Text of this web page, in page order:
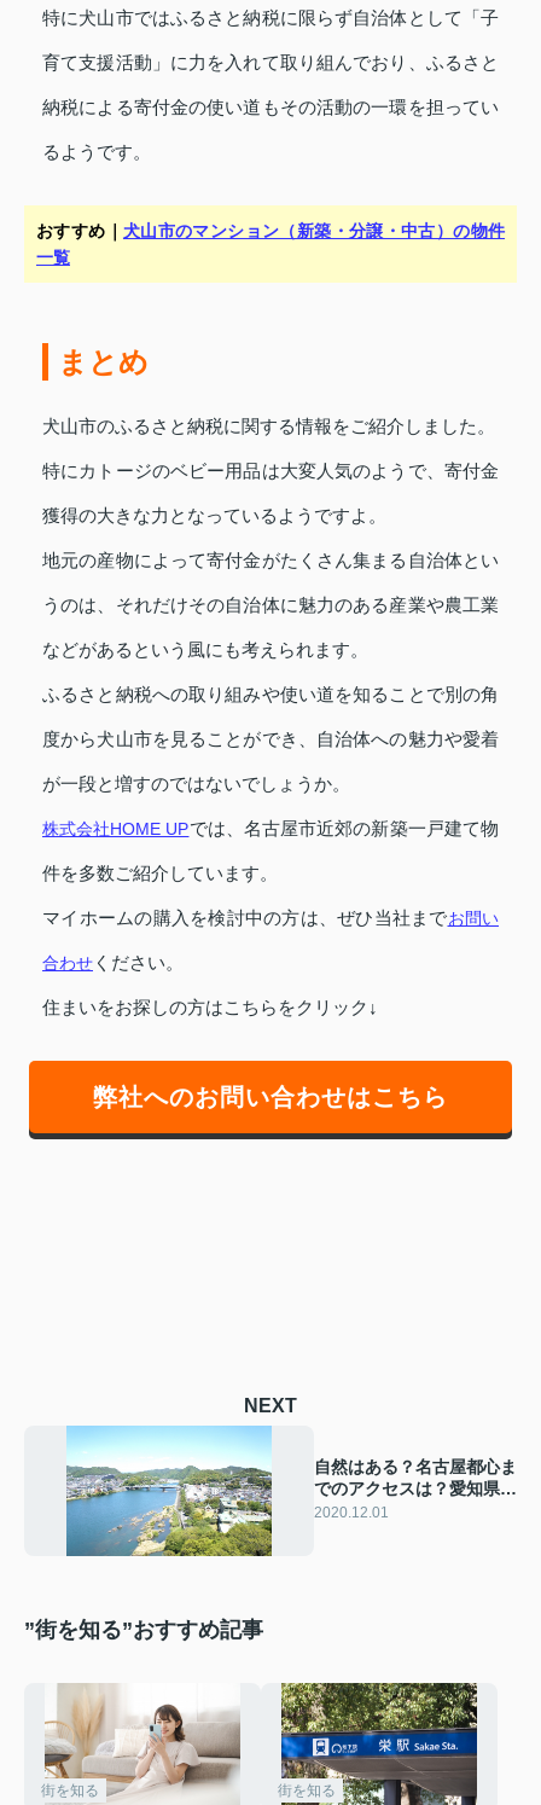
特に犬山市ではふるさと納税に限らず自治体として「子
育て支援活動」に力を入れて取り組んでおり、ふるさと
納税による寄付金の使い道もその活動の一環を担ってい
るようです。
おすすめ｜ 犬山市のマンション（新築・分譲・中古）の物件
一覧
まとめ
犬山市のふるさと納税に関する情報をご紹介しました。
特にカトージのベビー用品は大変人気のようで、寄付金
獲得の大きな力となっているようですよ。
地元の産物によって寄付金がたくさん集まる自治体とい
うのは、それだけその自治体に魅力のある産業や農工業
などがあるという風にも考えられます。
ふるさと納税への取り組みや使い道を知ることで別の角
度から犬山市を見ることができ、自治体への魅力や愛着
が一段と増すのではないでしょうか。
株式会社HOME UPでは、名古屋市近郊の新築一戸建て物
件を多数ご紹介しています。
マイホームの購入を検討中の方は、ぜひ当社までお問い
合わせ ください。
住まいをお探しの方はこちらをクリック↓
弊社へのお問い合わせはこちら
NEXT
自然はある？名古屋都心ま
でのアクセスは？愛知県犬
山市の住みやすさ
2020.12.01
”街を知る”おすすめ記事
街を知る 街を知る